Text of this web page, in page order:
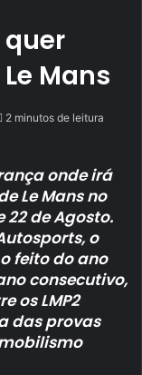
Mans
2 minutos de leitura
onde irá
Le Mans no
de Agosto.
o
feito do ano
consecutivo,
os LMP2
das provas